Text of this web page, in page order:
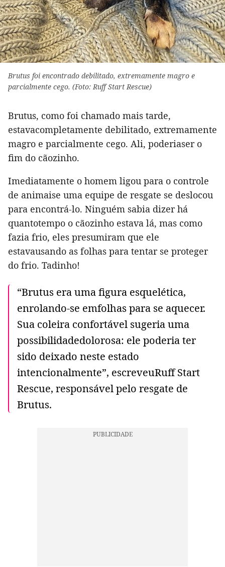
Brutus foi encontrado debilitado, extremamente magro e
parcialmente cego. (Foto: Ruff Start Rescue)
Brutus, como foi chamado mais tarde,
estavacompletamente debilitado, extremamente
magro e parcialmente cego. Ali, poderiaser o
fim do cãozinho.
Imediatamente o homem ligou para o controle
de animaise uma equipe de resgate se deslocou
para encontrá-lo. Ninguém sabia dizer há
quantotempo o cãozinho estava lá, mas como
fazia frio, eles presumiram que ele
estavausando as folhas para tentar se proteger
do frio. Tadinho!
“Brutus era uma figura esquelética,
enrolando-se emfolhas para se aquecer.
Sua coleira confortável sugeria uma
possibilidadedolorosa: ele poderia ter
sido deixado neste estado
intencionalmente”, escreveuRuff Start
Rescue, responsável pelo resgate de
Brutus.